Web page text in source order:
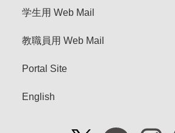
学生用 Web Mail
教職員用 Web Mail
Portal Site
English